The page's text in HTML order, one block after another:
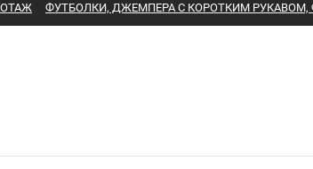
ФУТБОЛКИ, ДЖЕМПЕРА С КОРОТКИМ РУКАВОМ,